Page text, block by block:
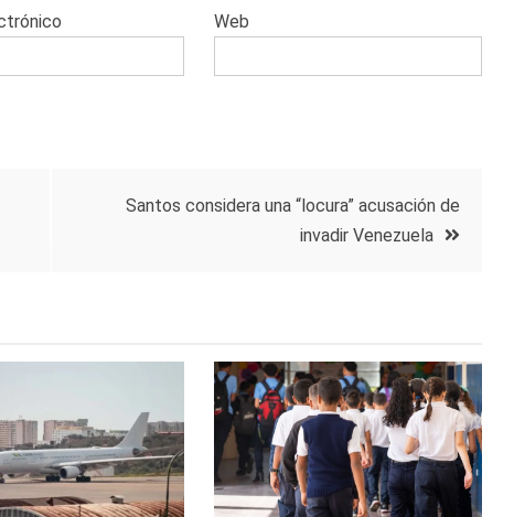
Web
Santos considera una “locura” acusación de
invadir Venezuela